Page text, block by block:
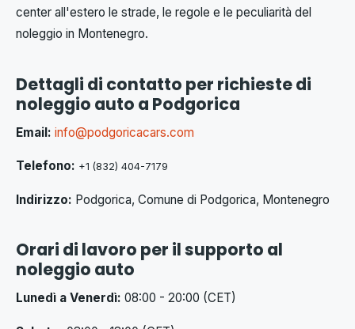
center all'estero le strade, le regole e le peculiarità del
noleggio in Montenegro.
Dettagli di contatto per richieste di
noleggio auto a Podgorica
Email: info@podgoricacars.com
Telefono: +1 (832) 404-7179
Indirizzo: Podgorica, Comune di Podgorica, Montenegro
Orari di lavoro per il supporto al
noleggio auto
Lunedì a Venerdì: 08:00 - 20:00 (CET)